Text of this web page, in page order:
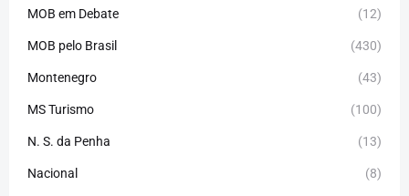
MOB em Debate (12)
MOB pelo Brasil (430)
Montenegro (43)
MS Turismo (100)
N. S. da Penha (13)
Nacional (8)